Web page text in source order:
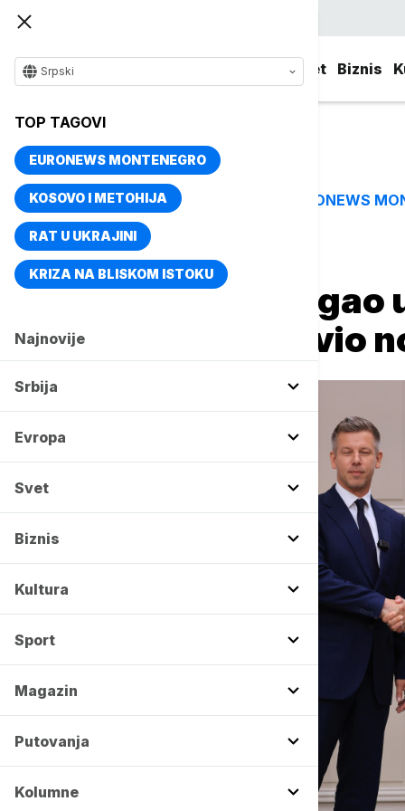
Svet Biznis
Srpski
TOP TAGOVI
EURONEWS MONTENEGRO
KOSOVO I METOHIJA
RAT U UKRAJINI
KRIZA NA BLISKOM ISTOKU
Najnovije
Srbija
Evropa
Svet
Biznis
Kultura
Sport
Magazin
Putovanja
Kolumne
TOP TAGOVI EURONEWS
Naslovna Evropa
Peter Mađar stigao
Makron pozdravio